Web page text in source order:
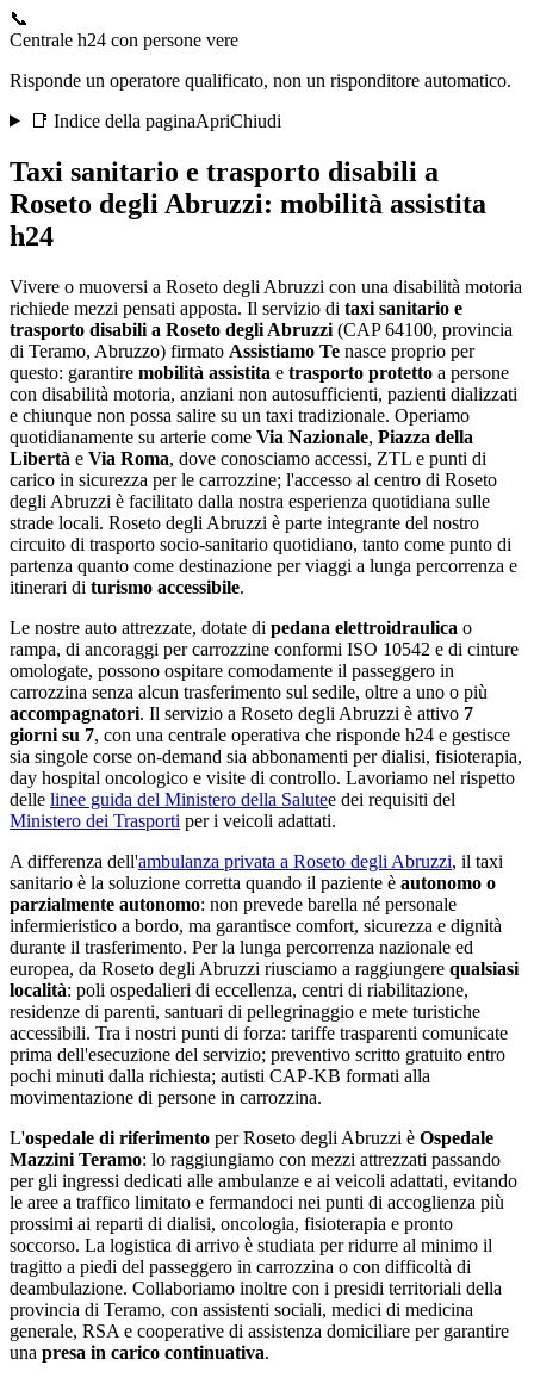
📞
Centrale h24 con persone vere
Risponde un operatore qualificato, non un risponditore automatico.
📑 Indice della paginaApriChiudi
Taxi sanitario e trasporto disabili a
Roseto degli Abruzzi: mobilità assistita
h24
Vivere o muoversi a Roseto degli Abruzzi con una disabilità motoria
richiede mezzi pensati apposta. Il servizio di taxi sanitario e
trasporto disabili a Roseto degli Abruzzi (CAP64100, provincia
di Teramo, Abruzzo) firmato Assistiamo Te nasce proprio per
questo: garantire mobilità assistita e trasporto protetto a persone
con disabilità motoria, anziani non autosufficienti, pazienti dializzati
e chiunque non possa salire su un taxi tradizionale. Operiamo
quotidianamente su arterie come Via Nazionale, Piazza della
Libertà e Via Roma, dove conosciamo accessi, ZTL e punti di
carico in sicurezza per le carrozzine; l'accesso al centro di Roseto
degli Abruzzi è facilitato dalla nostra esperienza quotidiana sulle
strade locali. Roseto degli Abruzzi è parte integrante del nostro
circuito di trasporto socio-sanitario quotidiano, tanto come punto di
partenza quanto come destinazione per viaggi a lunga percorrenza e
itinerari di turismo accessibile.
Le nostre auto attrezzate, dotate di pedana elettroidraulica o
rampa, di ancoraggi per carrozzine conformi ISO 10542 e di cinture
omologate, possono ospitare comodamente il passeggero in
carrozzina senza alcun trasferimento sul sedile, oltre a uno o più
accompagnatori. Il servizio a Roseto degli Abruzzi è attivo 7
giorni su 7, con una centrale operativa che risponde h24 e gestisce
sia singole corse on-demand sia abbonamenti per dialisi, fisioterapia,
day hospital oncologico e visite di controllo. Lavoriamo nel rispetto
delle linee guida del Ministero della Salutee dei requisiti del
Ministero dei Trasporti per i veicoli adattati.
A differenza dell'ambulanza privata a Roseto degli Abruzzi, il taxi
sanitario è la soluzione corretta quando il paziente è autonomo o
parzialmente autonomo: non prevede barella né personale
infermieristico a bordo, ma garantisce comfort, sicurezza e dignità
durante il trasferimento. Per la lunga percorrenza nazionale ed
europea, da Roseto degli Abruzzi riusciamo a raggiungere qualsiasi
località: poli ospedalieri di eccellenza, centri di riabilitazione,
residenze di parenti, santuari di pellegrinaggio e mete turistiche
accessibili. Tra i nostri punti di forza: tariffe trasparenti comunicate
prima dell'esecuzione del servizio; preventivo scritto gratuito entro
pochi minuti dalla richiesta; autisti CAP-KB formati alla
movimentazione di persone in carrozzina.
L'ospedale di riferimento perRoseto degli Abruzzi è Ospedale
Mazzini Teramo: lo raggiungiamo con mezzi attrezzati passando
per gli ingressi dedicati alle ambulanze e ai veicoli adattati, evitando
le aree a traffico limitato e fermandoci nei punti di accoglienza più
prossimi ai reparti di dialisi, oncologia, fisioterapia e pronto
soccorso. La logistica di arrivo è studiata per ridurre al minimo il
tragitto a piedi del passeggero in carrozzina o con difficoltà di
deambulazione. Collaboriamo inoltre con i presidi territoriali della
provincia di Teramo, con assistenti sociali, medici di medicina
generale, RSA e cooperative di assistenza domiciliare per garantire
una presa in carico continuativa.